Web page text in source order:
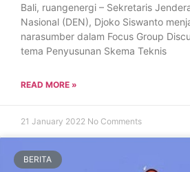
Bali, ruangenergi – Sekretaris
Nasional (DEN), Djoko Siswanto
narasumber dalam Focus Group
tema Penyusunan Skema Teknis
READ MORE »
21 January 2022 No Comments
BERITA